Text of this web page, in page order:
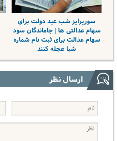
سورپرایز شب عید دولت برای
سهام عدالتی ها | جاماندگان سود
سهام عدالت برای ثبت نام شماره
شبا عجله کنند
ارسال نظر